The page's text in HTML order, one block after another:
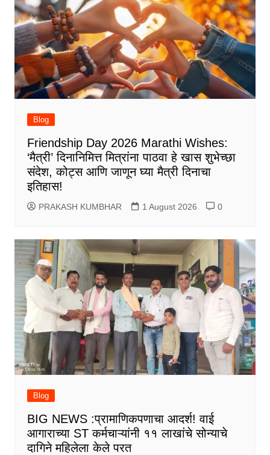
Blog
Friendship Day 2026 Marathi Wishes:
‘मैत्री’ दिनानिमित्त मित्रांना पाठवा हे खास शुभेच्छा
संदेश, कोट्स आणि जाणून घ्या मैत्री दिनाचा
इतिहास!
PRAKASH KUMBHAR 1 August 2026 0
Blog
BIG NEWS :प्रामाणिकपणाचा आदर्श! वाई
आगाराच्या ST कर्मचाऱ्यांनी ११ लाखांचे सोन्याचे
दागिने महिलेला केले परत